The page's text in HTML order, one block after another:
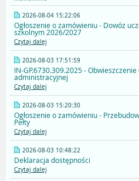
2026-08-04 15:22:06
Ogłoszenie o zamówieniu - Dowóz
szkolnym 2026/2027
Czytaj dalej
2026-08-03 17:51:59
IN-GP.6730.309.2025 -
administracyjnej
Czytaj dalej
2026-08-03 15:20:30
Ogłoszenie o zamówieniu -
Pełty
Czytaj dalej
2026-08-03 10:48:22
Deklaracja dostępności
Czytaj dalej